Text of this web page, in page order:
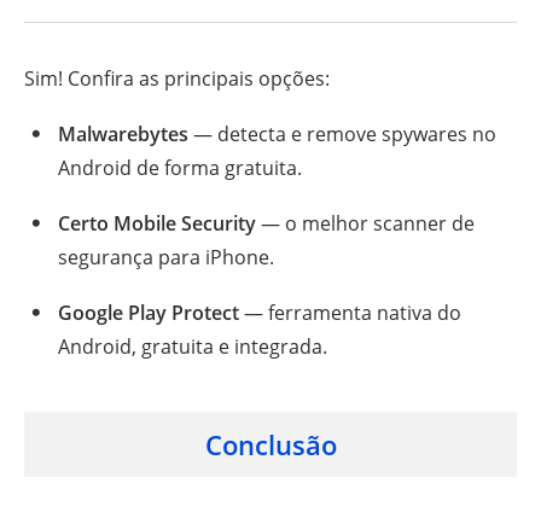
Sim! Confira as principais opções:
Malwarebytes — detecta e remove spywares no
Android de forma gratuita.
Certo Mobile Security— o melhor scanner de
segurança para iPhone.
Google Play Protect— ferramenta nativa do
Android, gratuita e integrada.
Conclusão